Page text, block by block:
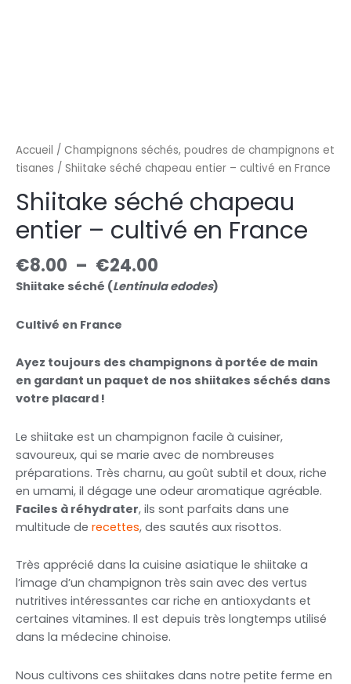
Accueil / Champignons séchés, poudres de champignons et
tisanes / Shiitake séché chapeau entier – cultivé en France
Shiitake séché chapeau
entier – cultivé en France
€8.00 – €24.00
Shiitake séché (Lentinula edodes)
Cultivé en France
Ayez toujours des champignons à portée de main
en gardant un paquet de nos shiitakes séchés dans
votre placard !
Le shiitake est un champignon facile à cuisiner,
savoureux, qui se marie avec de nombreuses
préparations. Très charnu, au goût subtil et doux, riche
en umami, il dégage une odeur aromatique agréable.
Faciles à réhydrater, ils sont parfaits dans une
multitude de recettes, des sautés aux risottos.
Très apprécié dans la cuisine asiatique le shiitake a
l’image d’un champignon très sain avec des vertus
nutritives intéressantes car riche en antioxydants et
certaines vitamines. Il est depuis très longtemps utilisé
dans la médecine chinoise.
Nous cultivons ces shiitakes dans notre petite ferme en